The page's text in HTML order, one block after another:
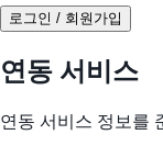
로그인 / 회원가입
연동 서비스
연동 서비스 정보를